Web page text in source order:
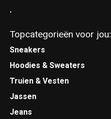
.
Topcategorieën voor jou:
Sneakers
Hoodies & Sweaters
Truien & Vesten
Jassen
Jeans